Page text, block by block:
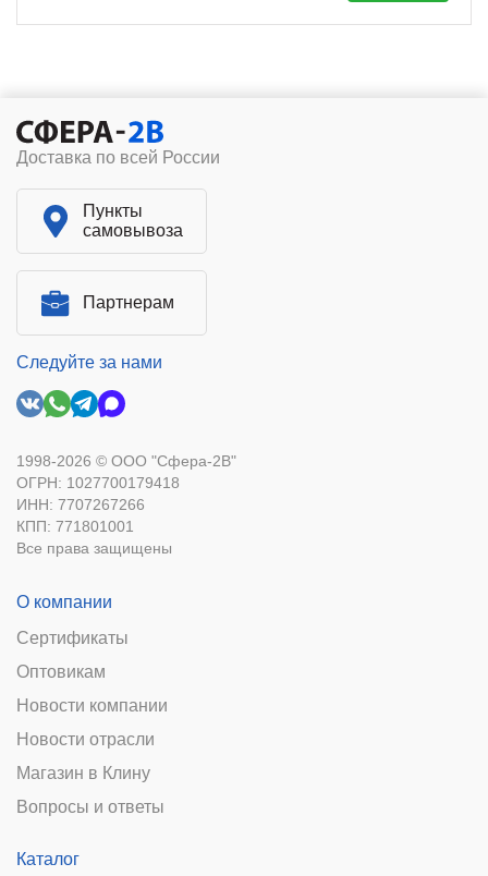
Доставка по всей России
Пункты
самовывоза
Партнерам
Следуйте за нами
1998-2026 © ООО "Сфера-2В"
ОГРН: 1027700179418
ИНН: 7707267266
КПП: 771801001
Все права защищены
О компании
Сертификаты
Оптовикам
Новости компании
Новости отрасли
Магазин в Клину
Вопросы и ответы
Каталог